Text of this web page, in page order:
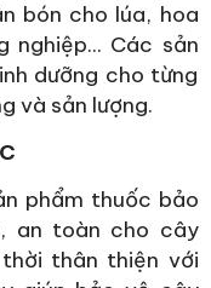
bón cho lúa, hoa
nghiệp... Các sản
dưỡng cho từng
và sản lượng.
phẩm thuốc bảo
an toàn cho cây
thân thiện với